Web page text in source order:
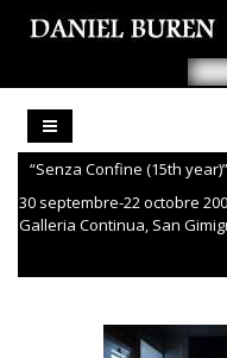
“Senza Confine (15th year)”
30 septembre-22 octobre
Galleria Continua, San